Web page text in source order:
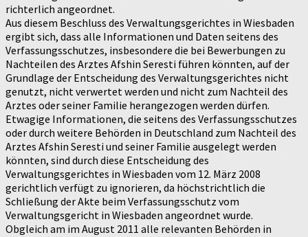
richterlich angeordnet.
Aus diesem Beschluss des Verwaltungsgerichtes in Wiesbaden
ergibt sich, dass alle Informationen und Daten seitens des
Verfassungsschutzes, insbesondere die bei Bewerbungen zu
Nachteilen des Arztes Afshin Seresti führen könnten, auf der
Grundlage der Entscheidung des Verwaltungsgerichtes nicht
genutzt, nicht verwertet werden und nicht zum Nachteil des
Arztes oder seiner Familie herangezogen werden dürfen.
Etwagige Informationen, die seitens des Verfassungsschutzes
oder durch weitere Behörden in Deutschland zum Nachteil des
Arztes Afshin Seresti und seiner Familie ausgelegt werden
könnten, sind durch diese Entscheidung des
Verwaltungsgerichtes in Wiesbaden vom 12. März 2008
gerichtlich verfügt zu ignorieren, da höchstrichtlich die
Schließung der Akte beim Verfassungsschutz vom
Verwaltungsgericht in Wiesbaden angeordnet wurde.
Obgleich am im August 2011 alle relevanten Behörden in